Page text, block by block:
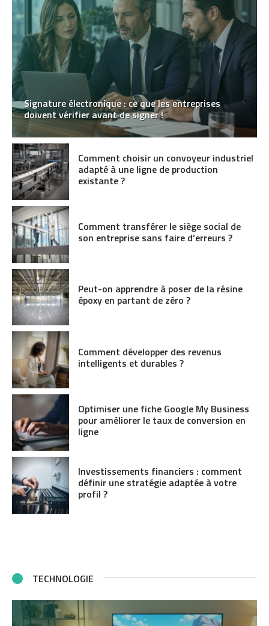
Signature électronique : ce que les entreprises
doivent vérifier avant de signer !
Comment choisir un convoyeur industriel
adapté à une ligne de production
existante ?
Comment transférer le siège social de
son entreprise sans faire d’erreurs ?
Peut-on apprendre à poser de la résine
époxy en partant de zéro ?
Comment développer des revenus
intelligents et durables ?
Optimiser une fiche Google My Business
pour améliorer le taux de conversion en
ligne
Investissements financiers : comment
définir une stratégie adaptée à votre
profil ?
TECHNOLOGIE